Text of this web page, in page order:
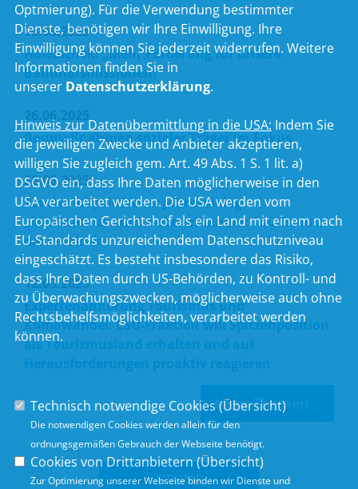
06.08.2025
Holetschek: „Mehr Förderung für unsere
Bahnhofsmissionen!“
26.06.2025
Baumaßnahmen sozialer Träger im Fokus
26.06.2025
Tourismuspolitischer Jahresdialog:
Miteinander statt nebeneinander: Tourismus,
der verbindet“
12.03.2025
Expertenanhörung Tourismus und
Klimawandel: CSU-Fraktion will Spitzenposition
als Tourismusland erhalten und auf
Herausforderungen proaktiv reagieren
Mehr Themen...
SITEMAP
Optmierung). Für die Verwendung bestimmter
Dienste, benötigen wir Ihre Einwilligung. Ihre
Einwilligung können Sie jederzeit widerrufen. Weitere
Informationen finden Sie in
unserer Datenschutzerklärung.
Hinweis zur Datenübermittlung in die USA: Indem Sie
die jeweiligen Zwecke und Anbieter akzeptieren,
willigen Sie zugleich gem. Art. 49 Abs. 1 S. 1 lit. a)
DSGVO ein, dass Ihre Daten möglicherweise in den
USA verarbeitet werden. Die USA werden vom
Europäischen Gerichtshof als ein Land mit einem nach
EU-Standards unzureichendem Datenschutzniveau
eingeschätzt. Es besteht insbesondere das Risiko,
dass Ihre Daten durch US-Behörden, zu Kontroll- und
zu Überwachungszwecken, möglicherweise auch ohne
Rechtsbehelfsmöglichkeiten, verarbeitet werden
können.
Technisch notwendige Cookies (Übersicht)
Die notwendigen Cookies werden allein für den
ordnungsgemäßen Gebrauch der Webseite benötigt.
Cookies von Drittanbietern (Übersicht)
Zur Optimierung unserer Webseite binden wir Dienste und